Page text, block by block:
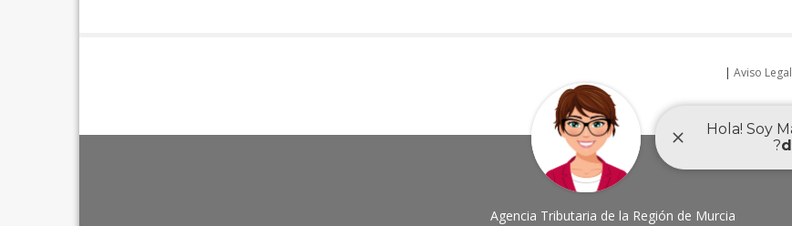
Aviso Legal
|
Agencia Tributaria de la Región de Murcia